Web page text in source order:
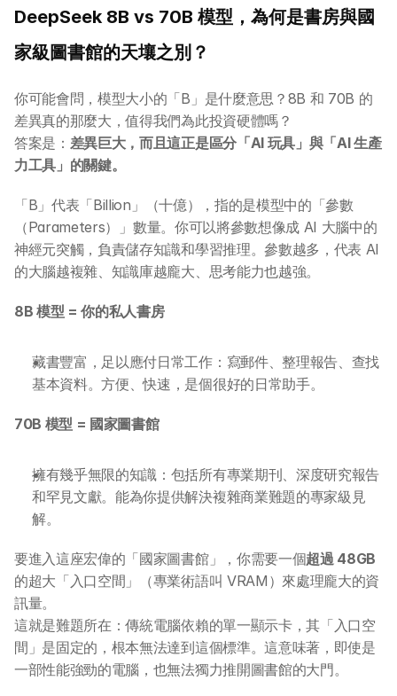
DeepSeek 8B vs 70B 模型，為何是書房與國
家級圖書館的天壤之別？
你可能會問，模型大小的「B」是什麼意思？8B 和 70B 的
差異真的那麼大，值得我們為此投資硬體嗎？
答案是： 差異巨大，而且這正是區分「AI 玩具」與「AI 生產
力工具」的關鍵。
「B」代表「Billion」（十億），指的是模型中的「參數
（Parameters）」數量。你可以將參數想像成 AI 大腦中的
神經元突觸，負責儲存知識和學習推理。參數越多，代表 AI
的大腦越複雜、知識庫越龐大、思考能力也越強。
8B 模型 = 你的私人書房
藏書豐富，足以應付日常工作：寫郵件、整理報告、查找
基本資料。方便、快速，是個很好的日常助手。
70B 模型 = 國家圖書館
擁有幾乎無限的知識：包括所有專業期刊、深度研究報告
和罕見文獻。能為你提供解決複雜商業難題的專家級見
解。
要進入這座宏偉的「國家圖書館」，你需要一個超過 48GB
的超大「入口空間」（專業術語叫 VRAM）來處理龐大的資
訊量。
這就是難題所在：傳統電腦依賴的單一顯示卡，其「入口空
間」是固定的，根本無法達到這個標準。這意味著，即使是
一部性能強勁的電腦，也無法獨力推開圖書館的大門。